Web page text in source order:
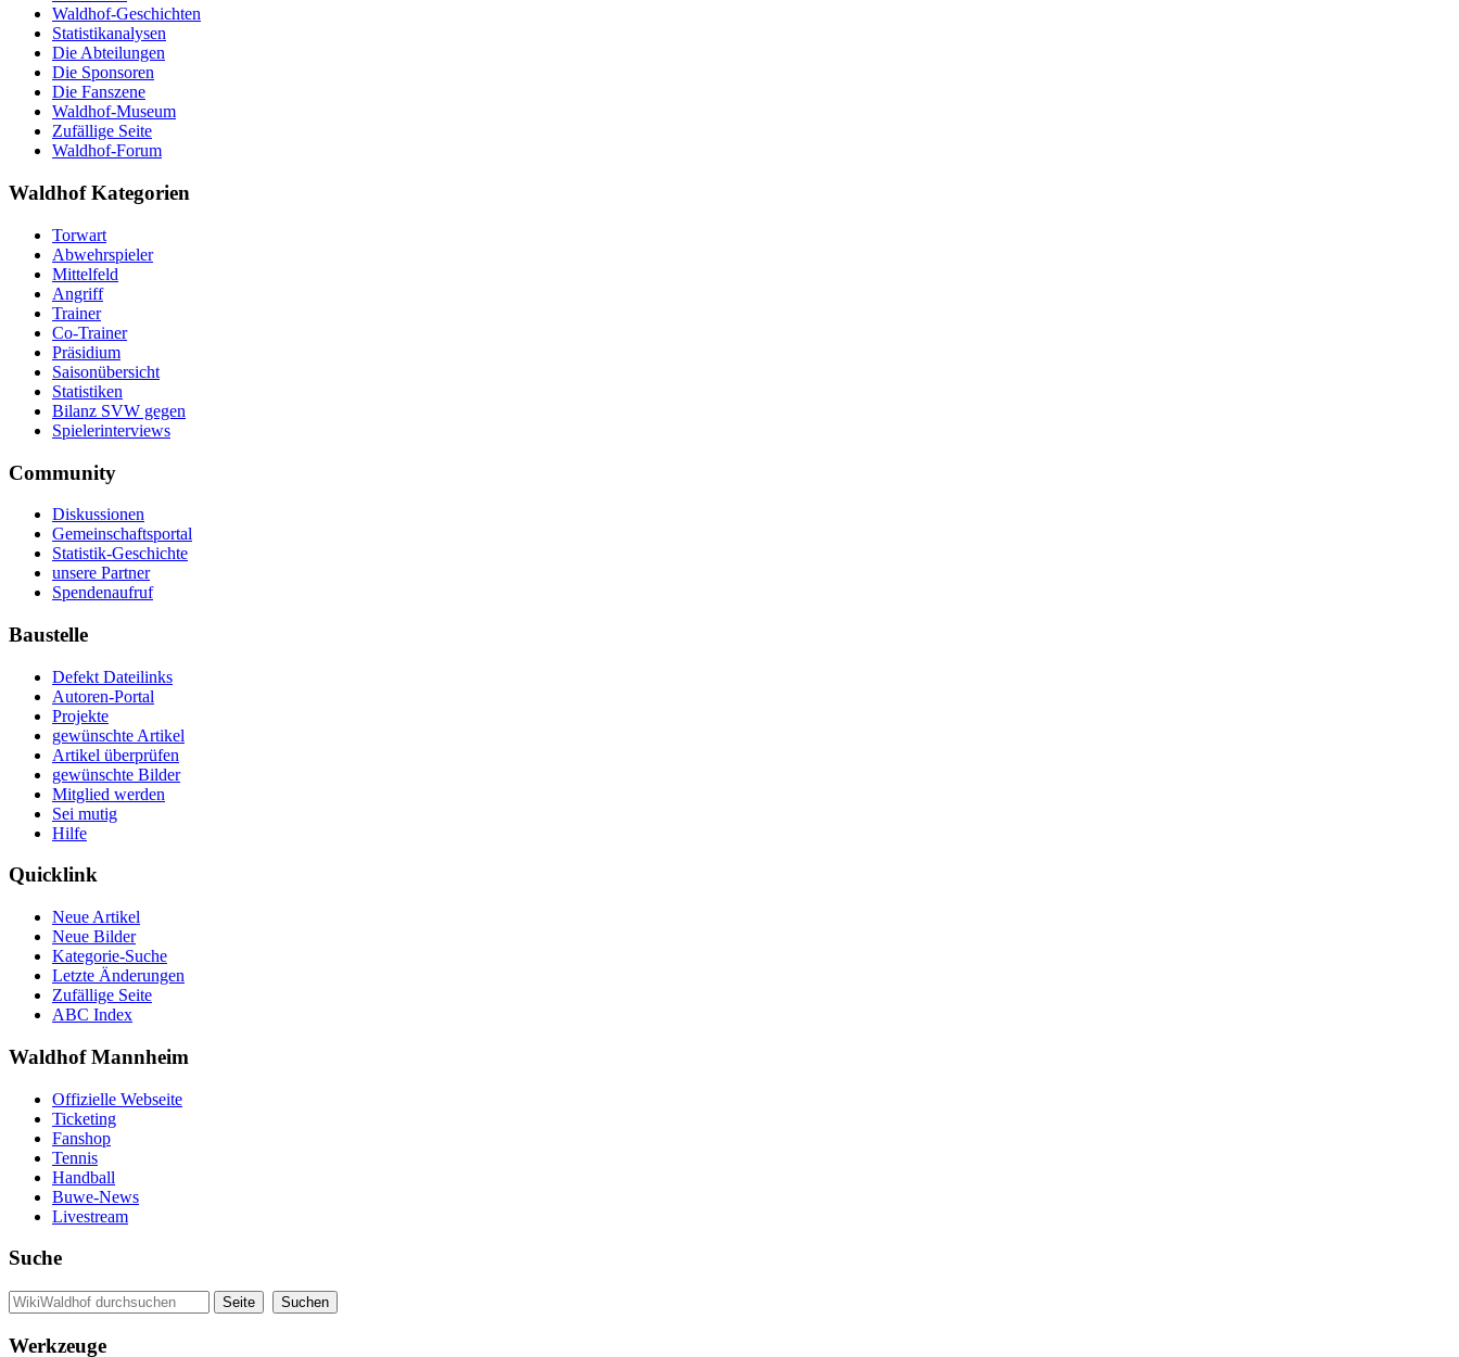
Waldhof-Geschichten
Statistikanalysen
Die Abteilungen
Die Sponsoren
Die Fanszene
Waldhof-Museum
Zufällige Seite
Waldhof-Forum
Waldhof Kategorien
Torwart
Abwehrspieler
Mittelfeld
Angriff
Trainer
Co-Trainer
Präsidium
Saisonübersicht
Statistiken
Bilanz SVW gegen
Spielerinterviews
Community
Diskussionen
Gemeinschaftsportal
Statistik-Geschichte
unsere Partner
Spendenaufruf
Baustelle
Defekt Dateilinks
Autoren-Portal
Projekte
gewünschte Artikel
Artikel überprüfen
gewünschte Bilder
Mitglied werden
Sei mutig
Hilfe
Quicklink
Neue Artikel
Neue Bilder
Kategorie-Suche
Letzte Änderungen
Zufällige Seite
ABC Index
Waldhof Mannheim
Offizielle Webseite
Ticketing
Fanshop
Tennis
Handball
Buwe-News
Livestream
Suche
Werkzeuge